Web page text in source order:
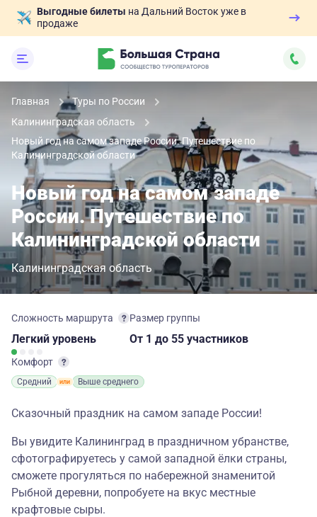
Выгодные билеты на Дальний Восток уже в
продаже
Главная
Туры по России
Калининградская область
Новый год на самом западе России. Путешествие по
Калининградской области
Новый год на самом западе
России. Путешествие по
Калининградской области
Калининградская область
Сложность маршрута
Легкий уровень
Комфорт
Средний Выше среднего
Размер группы
От 1 до 55 участников
Сказочный праздник на самом западе России!
Вы увидите Калининград в праздничном убранстве,
сфотографируетесь у самой западной ёлки страны,
сможете прогуляться по набережной знаменитой
Рыбной деревни, попробуете на вкус местные
крафтовые сыры.